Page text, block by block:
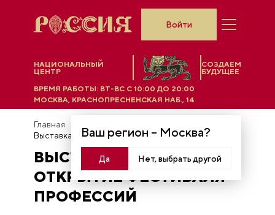
НАЦИОНАЛЬНЫЙ
ЦЕНТР
СОЗДАЕМ
БУДУЩЕЕ
Ваш регион – Москва?
Да Нет, выбрать другой
ВРЕМЯ РАБОТЫ: ВТ-ВС C 10:00 ДО 20:00
МОСКВА, КРАСНОПРЕСНЕНСКАЯ НАБ., 14
Войти
Главная
ВЫСТАВКА "РОССИЯ".
ОТКРЫТИЕ ФЕСТИВАЛЯ
ПРОФЕССИЙ